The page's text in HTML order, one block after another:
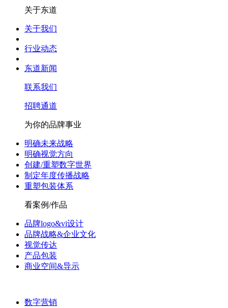
关于东道
关于我们
行业动态
东道新闻
联系我们
招聘通道
为你的品牌事业
明确未来战略
明确视觉方向
创建/重塑数字世界
制定年度传播战略
重塑包装体系
看案例/作品
品牌logo&vi设计
品牌战略&企业文化
视觉传达
产品包装
商业空间&导示
数字营销